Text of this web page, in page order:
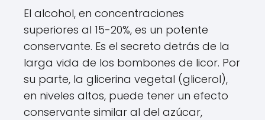
El alcohol, en concentraciones
superiores al 15-20%, es un potente
conservante. Es el secreto detrás de la
larga vida de los bombones de licor. Por
su parte, la glicerina vegetal (glicerol),
en niveles altos, puede tener un efecto
conservante similar al del azúcar,